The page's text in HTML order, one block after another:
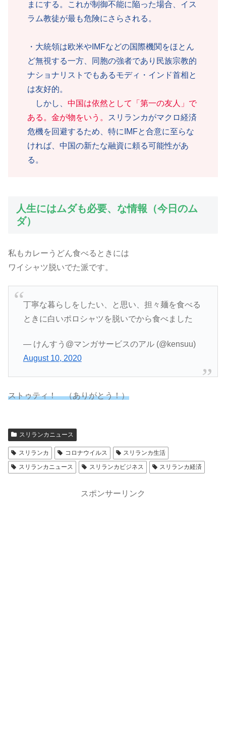
まにする。これが制御不能に陥った場合、イス
ラム教徒が最も危険にさらされる。
・大統領は欧米やIMFなどの国際機関をほとん
ど無視する一方、同胞の強者であり民族宗教的
ナショナリストでもあるモディ・インド首相と
は友好的。
しかし、 中国は依然として「第一の友人」で
ある。金が物をい う。
スリランカがマクロ経済
危機を回避するため、特にIMFと合意に至らな
ければ、中国の新たな融資に頼る可能性があ
る。
人生にはムダも必要、な情報（今日のム
ダ）
私もカレーうどん食べるときには
ワイシャツ脱いでた派です。
丁寧な暮らしをしたい、と思い、担々麺を食べる
ときに白いポロシャツを脱いでから食べました
— けんすう@マンガサービスのアル (@kensuu)
August 10, 2020
ストゥティ！ （ありがとう！）
スリランカニュース
スリランカ コロナウイルス
スリランカ生活
スリランカニュース
スリランカビジネス スリランカ経済
スポンサーリンク